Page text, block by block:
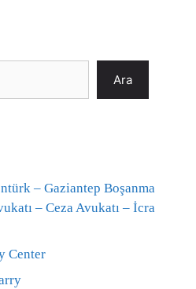
Ara
– Gaziantep Boşanma
– Ceza Avukatı – İcra
Center